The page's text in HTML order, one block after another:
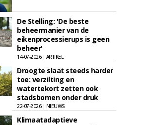
De Stelling: 'De beste
beheermanier van de
eikenprocessierups is geen
beheer'
14-07-2026 | ARTIKEL
Droogte slaat steeds harder
toe: verzilting en
watertekort zetten ook
stadsbomen onder druk
22-07-2026 | NIEUWS
Klimaatadaptieve